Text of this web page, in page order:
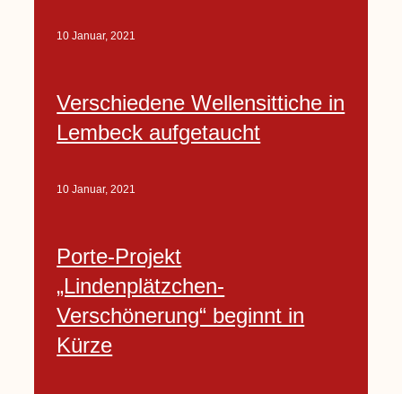
10 Januar, 2021
Verschiedene Wellensittiche in
Lembeck aufgetaucht
10 Januar, 2021
Porte-Projekt
„Lindenplätzchen-
Verschönerung“ beginnt in
Kürze